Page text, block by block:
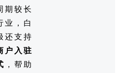
期较长
业，白
还支持
户入驻
，帮助